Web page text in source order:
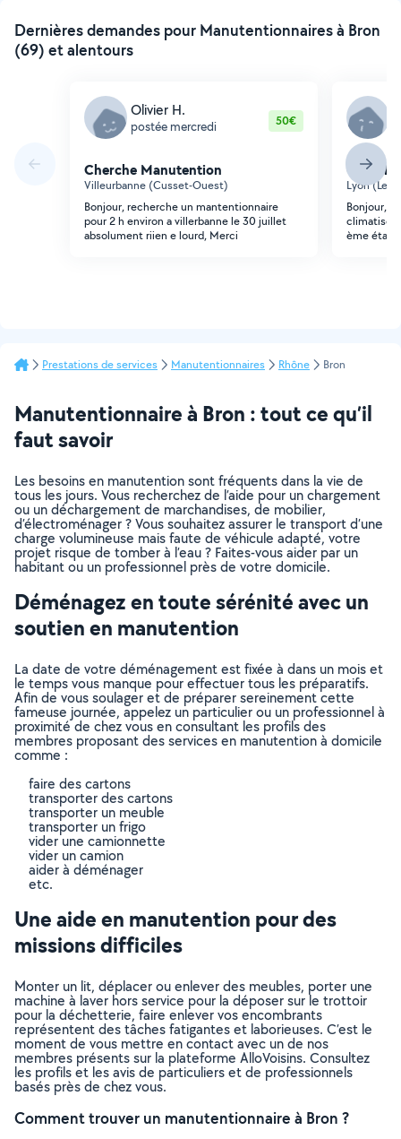
Dernières demandes pour Manutentionnaires à Bron
(69) et alentours
Olivier H.
postée mercredi 50€
Cherche Manutention
Villeurbanne (Cusset-Ouest)
Bonjour, recherche un mantentionnaire
pour 2 h environ a villerbanne le 30 juillet
absolument riien e lourd, Merci
Lyon (Les
Bonjour,
ème étage
Prestations de services Manutentionnaires Rhône Bron
Manutentionnaire à Bron : tout ce qu’il
faut savoir
Les besoins en manutention sont fréquents dans la vie de
tous les jours. Vous recherchez de l’aide pour un chargement
ou un déchargement de marchandises, de mobilier,
d’électroménager ? Vous souhaitez assurer le transport d’une
charge volumineuse mais faute de véhicule adapté, votre
projet risque de tomber à l’eau ? Faites-vous aider par un
habitant ou un professionnel près de votre domicile.
Déménagez en toute sérénité avec un
soutien en manutention
La date de votre déménagement est fixée à dans un mois et
le temps vous manque pour effectuer tous les préparatifs.
Afin de vous soulager et de préparer sereinement cette
fameuse journée, appelez un particulier ou un professionnel à
proximité de chez vous en consultant les profils des
membres proposant des services en manutention à domicile
comme :
faire des cartons
transporter des cartons
transporter un meuble
transporter un frigo
vider une camionnette
vider un camion
aider à déménager
etc.
Une aide en manutention pour des
missions difficiles
Monter un lit, déplacer ou enlever des meubles, porter une
machine à laver hors service pour la déposer sur le trottoir
pour la déchetterie, faire enlever vos encombrants
représentent des tâches fatigantes et laborieuses. C’est le
moment de vous mettre en contact avec un de nos
membres présents sur la plateforme AlloVoisins. Consultez
les profils et les avis de particuliers et de professionnels
basés près de chez vous.
Comment trouver un manutentionnaire à Bron ?